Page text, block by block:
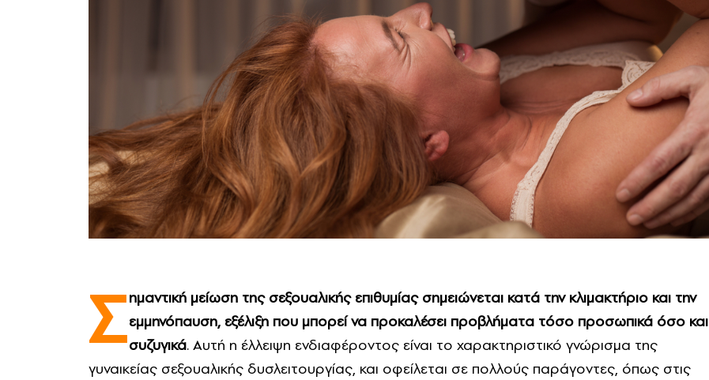
Σ ημαντική μείωση της σεξουαλικής επιθυμίας σημειώνεται κατά την κλιμακτήριο και την
εμμηνόπαυση, εξέλιξη που μπορεί να προκαλέσει προβλήματα τόσο προσωπικά όσο και
συζυγικά. Αυτή η έλλειψη ενδιαφέροντος είναι το χαρακτηριστικό γνώρισμα της
γυναικείας σεξουαλικής δυσλειτουργίας, και οφείλεται σε πολλούς παράγοντες, όπως στις